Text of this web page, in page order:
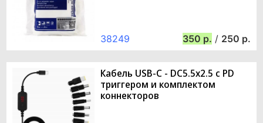
38249 350 / 250
Кабель USB-C - DC5.5x2.5 с PD
триггером и комплектом
коннекторов